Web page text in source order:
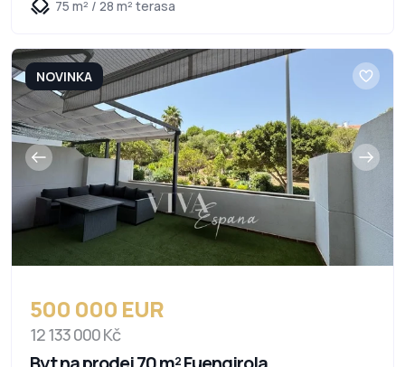
75 m² / 28 m² terasa
NOVINKA
500 000 EUR
12 133 000 Kč